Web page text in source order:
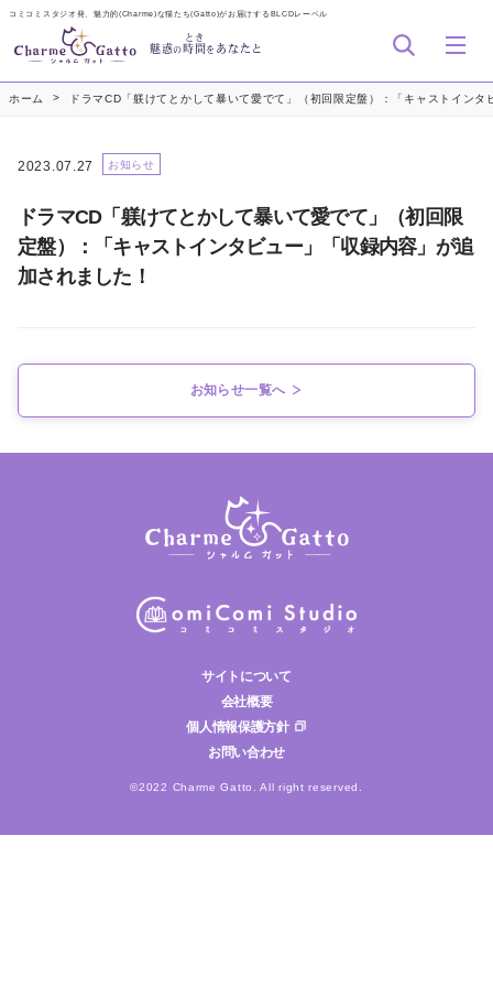
コミコミスタジオ発、魅力的(Charme)な猫たち(Gatto)がお届けするBLCDレーベル
魅惑の 時間
とき
を あなたと
ホーム > ドラマCD「躾けてとかして暴いて愛でて」（初回限定盤）：「キャストイン
2023.07.27 お知らせ
ドラマCD「躾けてとかして暴いて愛でて」（初回限
定盤）：「キャストインタビュー」「収録内容」が追
加されました！
お知らせ一覧へ
サイトについて
会社概要
個人情報保護方針
お問い合わせ
©2022 Charme Gatto. All right reserved.